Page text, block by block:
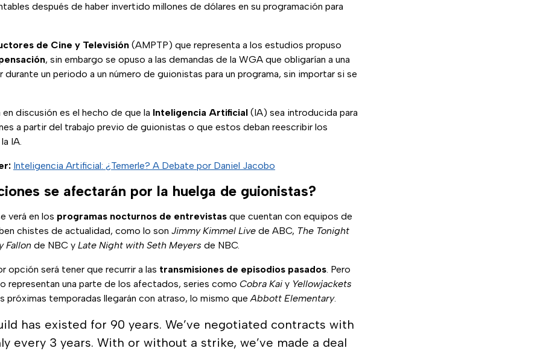
después de haber invertido millones de dólares en su programación para
de Cine y Televisión (AMPTP) que representa a los estudios propuso
, sin embargo se opuso a las demandas de la WGA que obligarían a una
un periodo a un número de guionistas para un programa, sin importar si se
discusión es el hecho de que la Inteligencia Artificial (IA) sea introducida para
a partir del trabajo previo de guionistas o que estos deban reescribir los
IA.
Inteligencia Artificial: ¿Temerle? A Debate por Daniel Jacobo
se afectarán por la huelga de guionistas?
verá en los programas nocturnos de entrevistas que cuentan con equipos de
chistes de actualidad, como lo son Jimmy Kimmel Live de ABC, The Tonight
Fallon de NBC y Late Night with Seth Meyers de NBC.
opción será tener que recurrir a las transmisiones de episodios pasados. Pero
representan una parte de los afectados, series como Cobra Kai y Yellowjackets
próximas temporadas llegarán con atraso, lo mismo queAbbott Elementary.
has existed for 90 years. We’ve negotiated contracts with
every 3 years. With or without a strike, we’ve made a deal